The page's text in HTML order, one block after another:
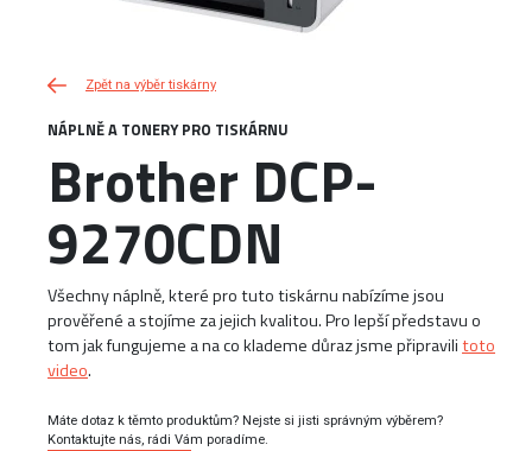
Zpět na výběr tiskárny
NÁPLNĚ A TONERY PRO TISKÁRNU
Brother DCP-
9270CDN
Všechny náplně, které pro tuto tiskárnu nabízíme jsou
prověřené a stojíme za jejich kvalitou. Pro lepší představu o
tom jak fungujeme a na co klademe důraz jsme připravilitoto
video.
Máte dotaz k těmto produktům? Nejste si jisti správným výběrem?
Kontaktujte nás, rádi Vám poradíme.